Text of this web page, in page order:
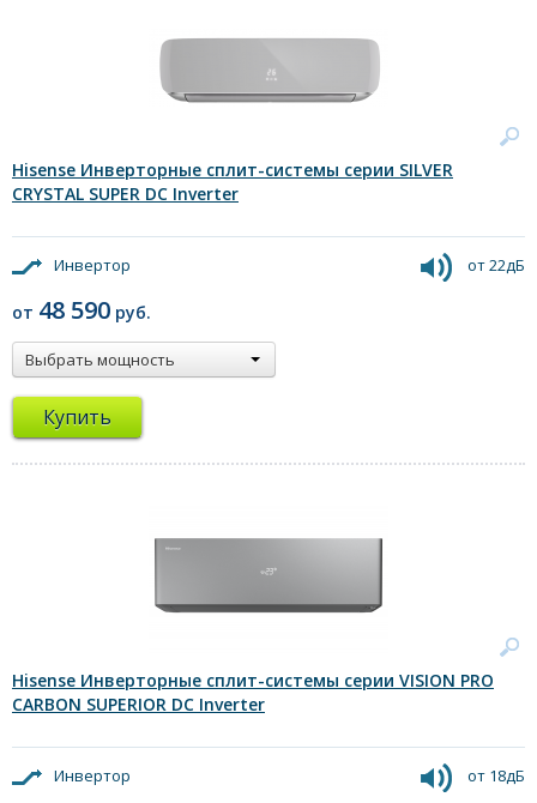
Hisense Инверторные сплит-системы серии SILVER
CRYSTAL SUPER DC Inverter
Инвертор от 22дБ
от 48 590 руб.
Выбрать мощность
Купить
Hisense Инверторные сплит-системы серии VISION PRO
CARBON SUPERIOR DC Inverter
Инвертор от 18дБ